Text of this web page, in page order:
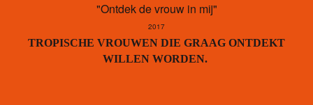
"Ontdek de vrouw in mij"
2017
TROPISCHE VROUWEN DIE GRAAG ONTDEKT
WILLEN WORDEN.